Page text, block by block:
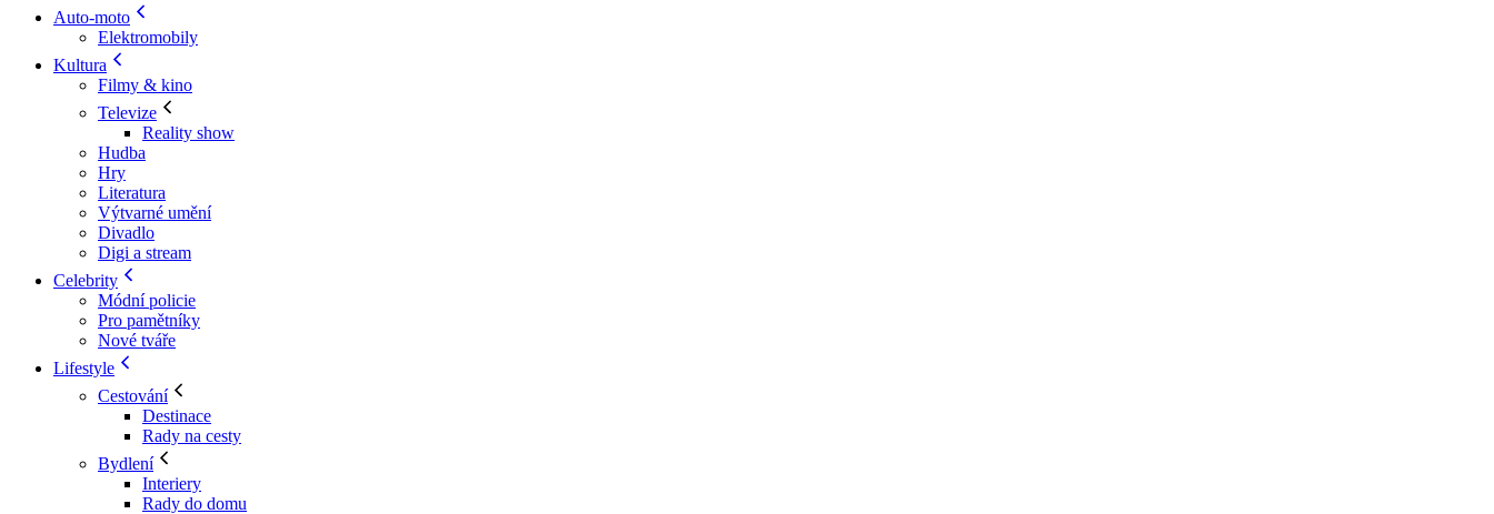
Auto-moto
Elektromobily
Kultura
Filmy & kino
Televize
Reality show
Hudba
Hry
Literatura
Výtvarné umění
Divadlo
Digi a stream
Celebrity
Módní policie
Pro pamětníky
Nové tváře
Lifestyle
Cestování
Destinace
Rady na cesty
Bydlení
Interiery
Rady do domu